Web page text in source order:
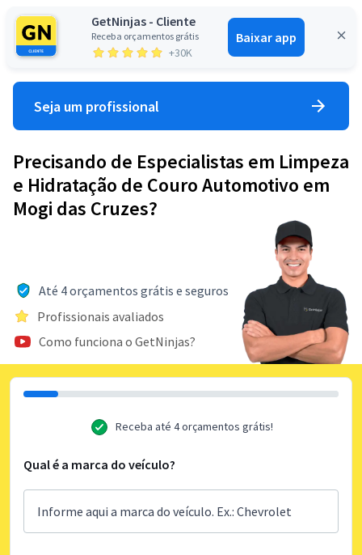
GetNinjas - Cliente
Receba orçamentos grátis
+30K
Baixar app
Entrar
Seja um profissional
Precisando de Especialistas em Limpeza
e Hidratação de Couro Automotivo em
Mogi das Cruzes?
Até 4 orçamentos grátis e seguros
Profissionais avaliados
Como funciona o GetNinjas?
Receba até 4 orçamentos grátis!
Qual é a marca do veículo?